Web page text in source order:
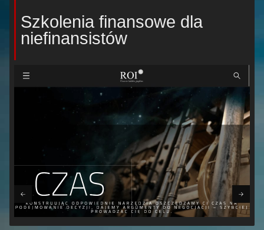
Szkolenia finansowe dla
niefinansistów